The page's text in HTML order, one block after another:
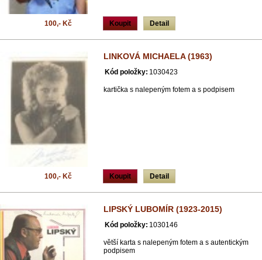
Koupit Detail
100,- Kč
LINKOVÁ MICHAELA (1963)
Kód položky: 1030423
kartička s nalepeným fotem a s podpisem
Koupit Detail
100,- Kč
LIPSKÝ LUBOMÍR (1923-2015)
Kód položky: 1030146
větší karta s nalepeným fotem a s autentickým
podpisem